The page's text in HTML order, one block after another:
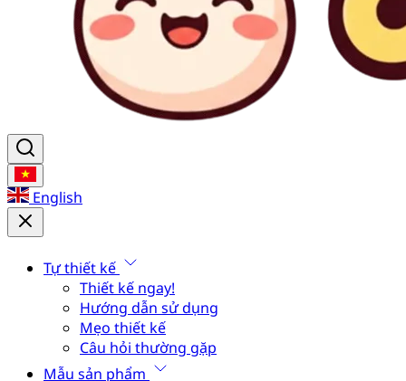
English
Tự thiết kế
Thiết kế ngay!
Hướng dẫn sử dụng
Mẹo thiết kế
Câu hỏi thường gặp
Mẫu sản phẩm